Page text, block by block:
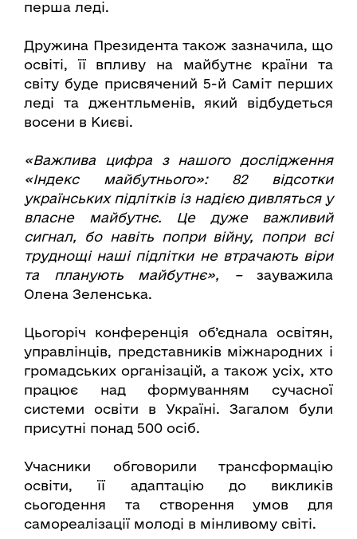
перша леді.
Дружина Президента також зазначила, що
освіті, її впливу на майбутнє країни та
світу буде присвячений 5-й Саміт перших
леді та джентльменів, який відбудеться
восени в Києві.
«Важлива цифра з нашого дослідження
«Індекс майбутнього»: 82 відсотки
українських підлітків із надією дивляться у
власне майбутнє. Це дуже важливий
сигнал, бо навіть попри війну, попри всі
труднощі наші підлітки не втрачають віри
та планують майбутнє», – зауважила
Олена Зеленська.
Цьогоріч конференція об’єднала освітян,
управлінців, представників міжнародних і
громадських організацій, а також усіх, хто
працює над формуванням сучасної
системи освіти в Україні. Загалом були
присутні понад 500 осіб.
Учасники обговорили трансформацію
освіти, її адаптацію до викликів
сьогодення та створення умов для
самореалізації молоді в мінливому світі.